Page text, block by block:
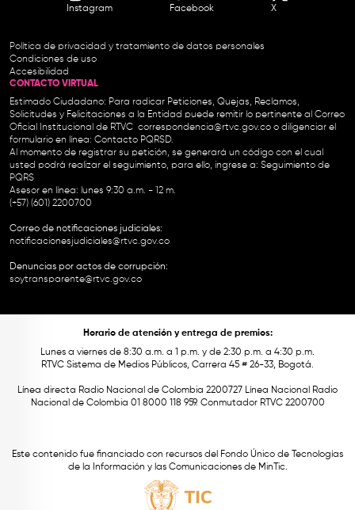
Instagram Facebook X
Política de privacidad y tratamiento de datos personales
Condiciones de uso
Accesibilidad
CONTACTO VIRTUAL
Estimado Ciudadano: Para radicar Peticiones, Quejas, Reclamos,
Solicitudes y Felicitaciones a la Entidad puede remitir lo pertinente al Correo
Oficial Institucional de RTVC correspondencia@rtvc.gov.co o diligenciar el
formulario en línea: Contacto PQRSD.
Al momento de registrar su petición, se generará un código con el cual
usted podrá realizar el seguimiento, para ello, ingrese a: Seguimiento de
PQRS
Asesor en línea: lunes 9:30 a.m. - 12 m.
(+57) (601) 2200700
Correo de notificaciones judiciales:
notificacionesjudiciales@rtvc.gov.co
Denuncias por actos de corrupción:
soytransparente@rtvc.gov.co
Horario de atención y entrega de premios:
Lunes a viernes de 8:30 a.m. a 1 p.m. y de 2:30 p.m. a 4:30 p.m.
RTVC Sistema de Medios Públicos, Carrera 45 # 26-33, Bogotá.
Línea directa Radio Nacional de Colombia 2200727 Línea Nacional Radio
Nacional de Colombia 01 8000 118 959. Conmutador RTVC 2200700
Este contenido fue financiado con recursos del Fondo Único de Tecnologías
de la Información y las Comunicaciones de MinTic.